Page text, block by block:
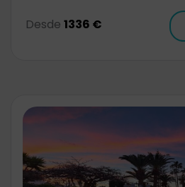
Desde 1336 €